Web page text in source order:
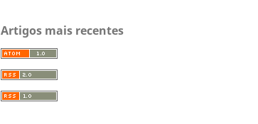
Artigos mais recentes